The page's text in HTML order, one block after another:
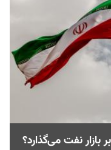
بازار نفت می‌گذارد؟